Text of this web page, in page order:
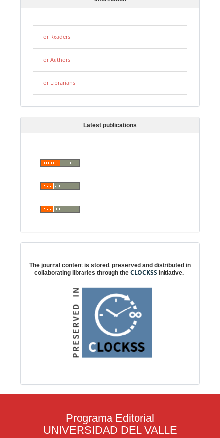
For Readers
For Authors
For Librarians
Latest publications
The journal content is stored, preserved and distributed in
collaborating libraries through the CLOCKSS initiative.
Programa Editorial
UNIVERSIDAD DEL VALLE